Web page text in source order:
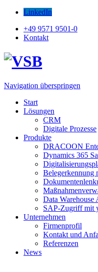
LinkedIn
+49 9571 9501-0
Kontakt
Navigation überspringen
Start
Lösungen
CRM
Digitale Prozesse
Produkte
DRACOON
Dynamics 365
Data
SAP-Zugriff mit
Unternehmen
Firmenprofil
Kontakt und
Referenzen
News